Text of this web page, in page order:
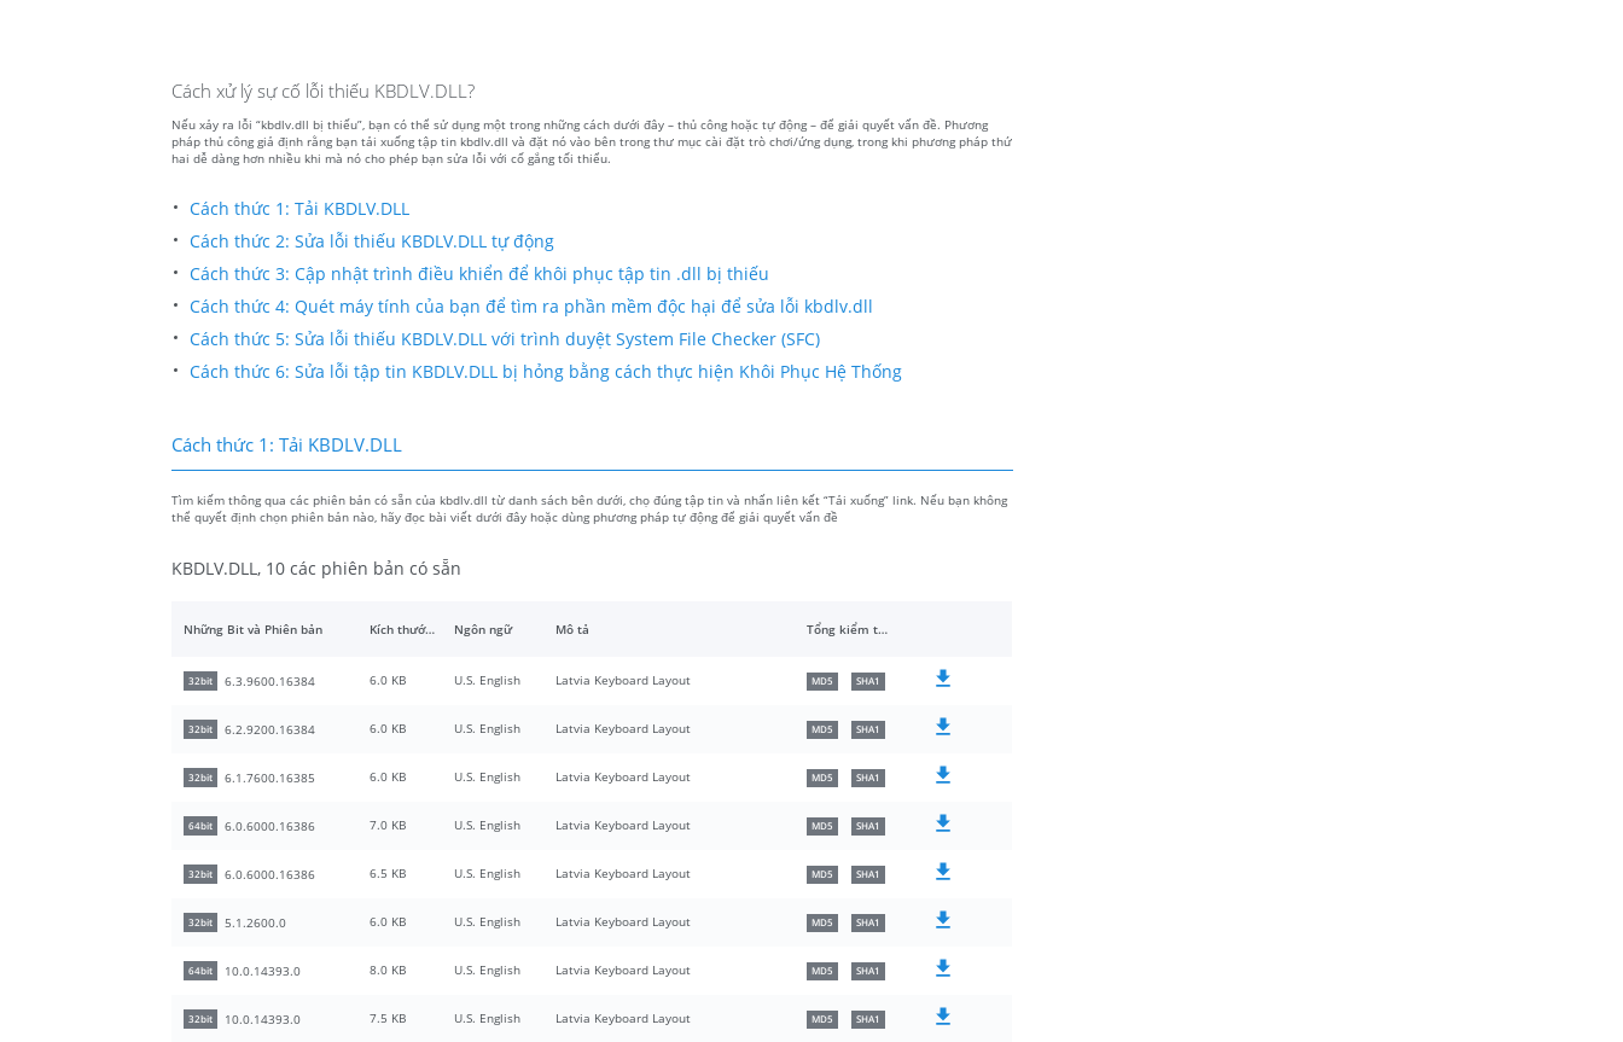
Cách xử lý sự cố lỗi thiếu KBDLV.DLL?
Nếu xảy ra lỗi “kbdlv.dll bị thiếu”, bạn có thể sử dụng một trong những cách dưới đây – thủ công hoặc tự động – để giải quyết vấn đề. Phương
pháp thủ công giả định rằng bạn tải xuống tập tin kbdlv.dll và đặt nó vào bên trong thư mục cài đặt trò chơi/ứng dụng, trong khi phương pháp thứ
hai dễ dàng hơn nhiều khi mà nó cho phép bạn sửa lỗi với cố gắng tối thiểu.
Cách thức 1: Tải KBDLV.DLL
Cách thức 2: Sửa lỗi thiếu KBDLV.DLL tự động
Cách thức 3: Cập nhật trình điều khiển để khôi phục tập tin .dll bị thiếu
Cách thức 4: Quét máy tính của bạn để tìm ra phần mềm độc hại để sửa lỗi kbdlv.dll
Cách thức 5: Sửa lỗi thiếu KBDLV.DLL với trình duyệt System File Checker (SFC)
Cách thức 6: Sửa lỗi tập tin KBDLV.DLL bị hỏng bằng cách thực hiện Khôi Phục Hệ Thống
Cách thức 1: Tải KBDLV.DLL
Tìm kiếm thông qua các phiên bản có sẵn của kbdlv.dll từ danh sách bên dưới, chọ đúng tập tin và nhấn liên kết “Tải xuống” link. Nếu bạn không
thể quyết định chọn phiên bản nào, hãy đọc bài viết dưới đây hoặc dùng phương pháp tự động để giải quyết vấn đề
KBDLV.DLL, 10 các phiên bản có sẵn
Những Bit và Phiên bản Kích thước tập tin Ngôn ngữ Mô tả Tổng kiểm tra
32bit 6.3.9600.16384 6.0 KB U.S. English Latvia Keyboard Layout MD5 SHA1
32bit 6.2.9200.16384 6.0 KB U.S. English Latvia Keyboard Layout MD5 SHA1
32bit 6.1.7600.16385 6.0 KB U.S. English Latvia Keyboard Layout MD5 SHA1
64bit 6.0.6000.16386 7.0 KB U.S. English Latvia Keyboard Layout MD5 SHA1
32bit 6.0.6000.16386 6.5 KB U.S. English Latvia Keyboard Layout MD5 SHA1
32bit 5.1.2600.0 6.0 KB U.S. English Latvia Keyboard Layout MD5 SHA1
64bit 10.0.14393.0 8.0 KB U.S. English Latvia Keyboard Layout MD5 SHA1
32bit 10.0.14393.0 7.5 KB U.S. English Latvia Keyboard Layout MD5 SHA1